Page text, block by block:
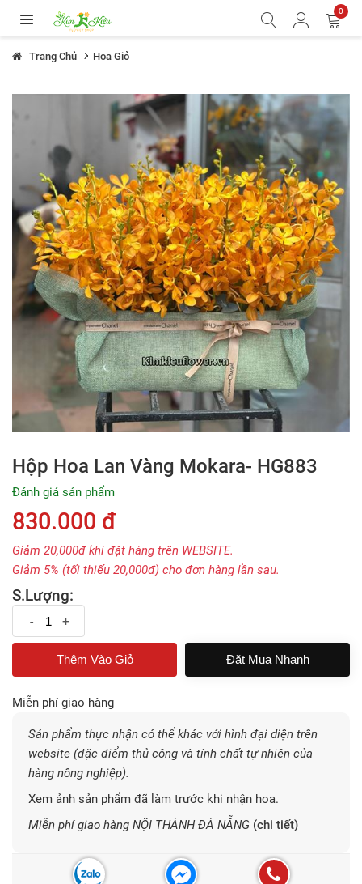
0
Trang Chủ Hoa Giỏ
Hộp Hoa Lan Vàng Mokara- HG883
Đánh giá sản phẩm
830.000 đ
Giảm 20,000đ khi đặt hàng trên WEBSITE.
Giảm 5% (tối thiếu 20,000đ) cho đơn hàng lần sau.
S.Lượng:
- +
Đặt Mua Nhanh
Miễn phí giao hàng
Sản phẩm thực nhận có thể khác với hình đại diện trên
website (đặc điểm thủ công và tính chất tự nhiên của
hàng nông nghiệp).
Xem ảnh sản phẩm đã làm trước khi nhận hoa.
Miễn phí giao hàng NỘI THÀNH ĐÀ NẴNG (chi tiết)